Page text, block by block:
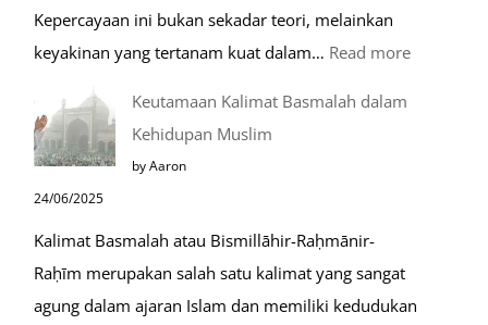
Kepercayaan ini bukan sekadar teori, melainkan
keyakinan yang tertanam kuat dalam… Read more:
Keutamaan Kalimat Basmalah dalam
Kehidupan Muslim
by Aaron
24/06/2025
Kalimat Basmalah atau Bismillāhir-Raḥmānir-
Raḥīm merupakan salah satu kalimat yang sangat
agung dalam ajaran Islam dan memiliki kedudukan